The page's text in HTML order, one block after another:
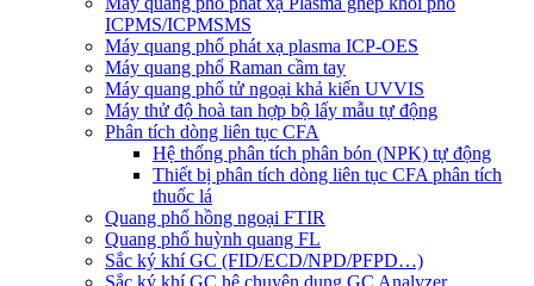
ICPMS/ICPMSMS
Máy quang phổ phát xạ plasma ICP-OES
Máy quang phổ Raman cầm tay
Máy quang phổ tử ngoại khả kiến UVVIS
Máy thử độ hoà tan hợp bộ lấy mẫu tự động
Phân tích dòng liên tục CFA
Hệ thống phân tích phân bón (NPK) tự động
Thiết bị phân tích dòng liên tục CFA phân tích
thuốc lá
Quang phổ hồng ngoại FTIR
Quang phổ huỳnh quang FL
Sắc ký khí GC (FID/ECD/NPD/PFPD…)